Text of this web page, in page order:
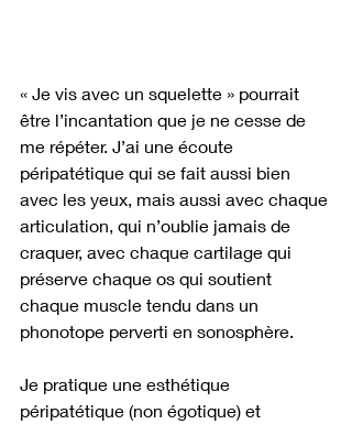
« Je vis avec un squelette » pourrait
être l’incantation que je ne cesse de
me répéter. J’ai une écoute
péripatétique qui se fait aussi bien
avec les yeux, mais aussi avec chaque
articulation, qui n’oublie jamais de
craquer, avec chaque cartilage qui
préserve chaque os qui soutient
chaque muscle tendu dans un
phonotope perverti en sonosphère.
Je pratique une esthétique
péripatétique (non égotique) et